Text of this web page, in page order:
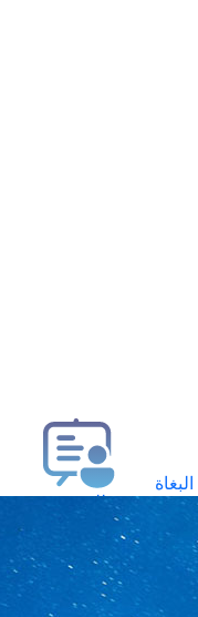
البغاة
طلب فتوى
استعلام عن فتوى